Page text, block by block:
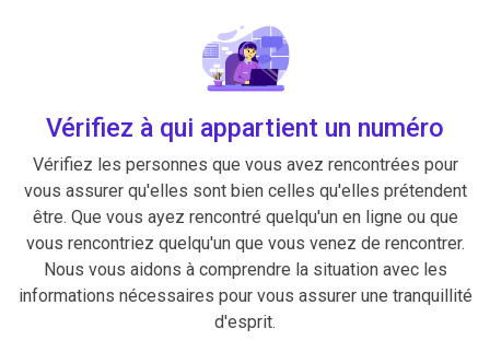
Vérifiez à qui appartient un numéro
Vérifiez les personnes que vous avez rencontrées pour
vous assurer qu'elles sont bien celles qu'elles prétendent
être. Que vous ayez rencontré quelqu'un en ligne ou que
vous rencontriez quelqu'un que vous venez de rencontrer.
Nous vous aidons à comprendre la situation avec les
informations nécessaires pour vous assurer une tranquillité
d'esprit.